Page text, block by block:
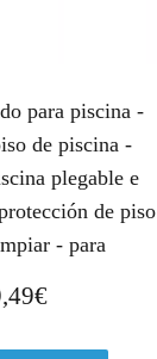
para piscina -
de piscina -
plegable e
de piso
- para
€